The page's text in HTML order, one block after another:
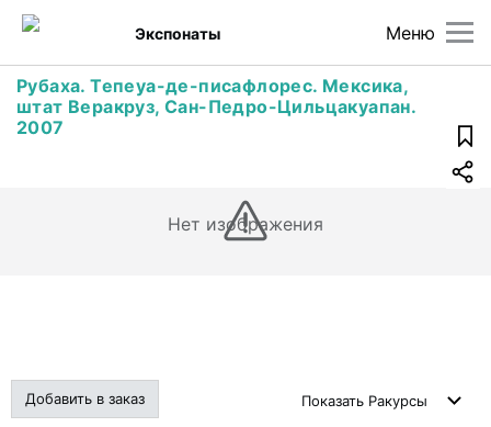
Меню
Экспонаты
Рубаха. Тепеуа-де-писафлорес. Мексика,
штат Веракруз, Сан-Педро-Цильцакуапан.
2007
Нет изображения
Добавить в заказ Показать Ракурсы